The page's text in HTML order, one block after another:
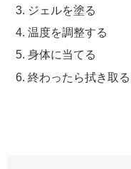
ジェルを塗る
温度を調整する
身体に当てる
終わったら拭き取る